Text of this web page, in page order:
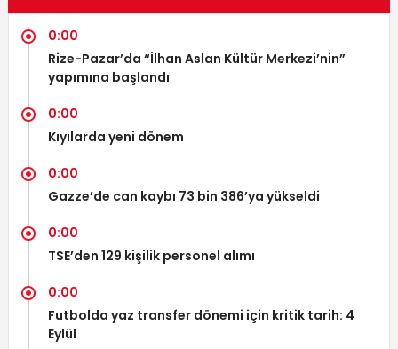
0:00
Rize-Pazar’da “İlhan Aslan Kültür Merkezi’nin”
yapımına başlandı
0:00
Kıyılarda yeni dönem
0:00
Gazze’de can kaybı 73 bin 386’ya yükseldi
0:00
TSE’den 129 kişilik personel alımı
0:00
Futbolda yaz transfer dönemi için kritik tarih: 4
Eylül